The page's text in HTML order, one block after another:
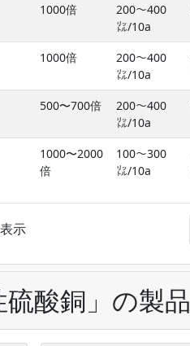
1000倍
200〜400
㍑/10a
1000倍
200〜400
㍑/10a
500〜700倍
200〜400
㍑/10a
1000〜2000
倍
100〜300
㍑/10a
示
酸銅」の製品